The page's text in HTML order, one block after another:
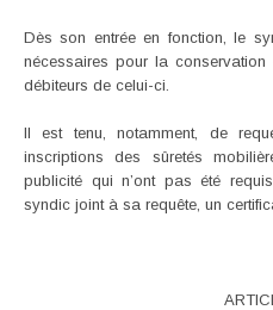
Dès son entrée en fonction, le
nécessaires pour la
débiteurs de celui-ci.
Il est tenu, notamment, de
inscriptions des sûretés
publicité qui n’ont pas été
syndic joint à sa requête, un